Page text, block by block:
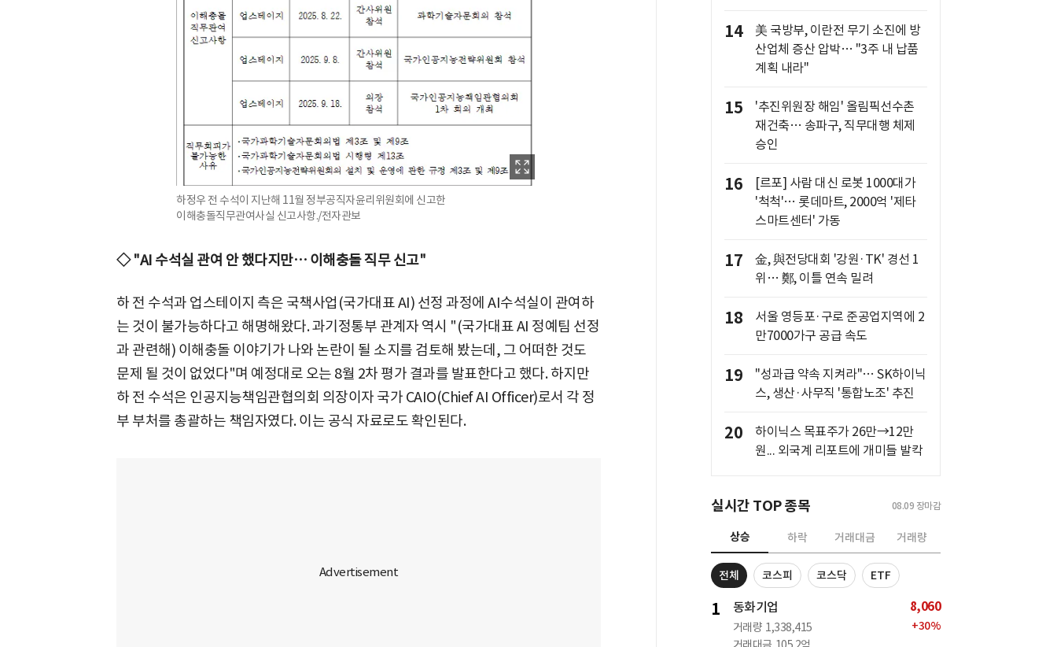
하정우 전 수석이 지난해 11월 정부공직자윤리위원회에 신고한
이해충돌직무관여사실 신고사항./전자관보
◇ "AI 수석실 관여 안 했다지만… 이해충돌 직무 신고"
하 전 수석과 업스테이지 측은 국책사업(국가대표 AI) 선정 과정에 AI수석실이 관여하
는 것이 불가능하다고 해명해왔다. 과기정통부 관계자 역시 "(국가대표 AI 정예팀 선정
과 관련해) 이해충돌 이야기가 나와 논란이 될 소지를 검토해 봤는데, 그 어떠한 것도
문제 될 것이 없었다"며 예정대로 오는 8월 2차 평가 결과를 발표한다고 했다. 하지만
하 전 수석은 인공지능책임관협의회 의장이자 국가 CAIO(Chief AI Officer)로서 각 정
부 부처를 총괄하는 책임자였다. 이는 공식 자료로도 확인된다.
14
美 국방부, 이란전 무기 소진에 방
산업체 증산 압박… "3주 내 납품
계획 내라"
15
'추진위원장 해임' 올림픽선수촌
재건축… 송파구, 직무대행 체제
승인
16
[르포] 사람 대신 로봇 1000대가
'척척'… 롯데마트, 2000억 '제타
스마트센터' 가동
17
金, 與전당대회 '강원·TK' 경선 1
위… 鄭, 이틀 연속 밀려
18
서울 영등포·구로 준공업지역에 2
만7000가구 공급 속도
19
"성과급 약속 지켜라"… SK하이닉
스, 생산·사무직 '통합노조' 추진
20
하이닉스 목표주가 26만→12만
원... 외국계 리포트에 개미들 발칵
실시간 TOP 종목 08.09 장마감
상승 하락 거래대금 거래량
전체 코스피 코스닥 ETF
1 동화기업
거래량 1,338,415
8,060
+30%